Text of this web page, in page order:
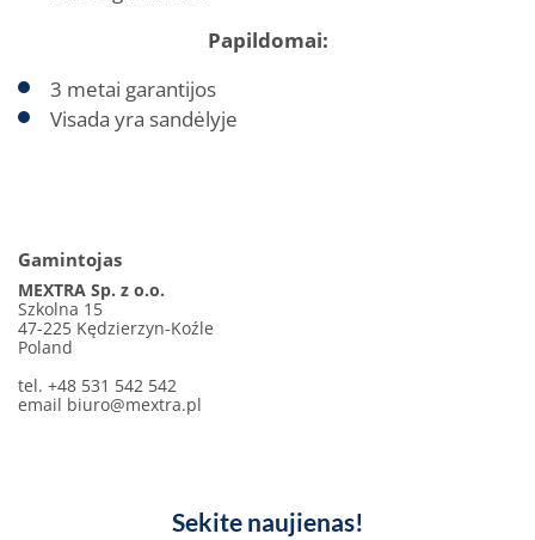
Papildomai:
3 metai garantijos
Visada yra sandėlyje
Gamintojas
MEXTRA Sp. z o.o.
Szkolna 15
47-225 Kędzierzyn-Koźle
Poland
tel. +48 531 542 542
email biuro@mextra.pl
Sekite naujienas!